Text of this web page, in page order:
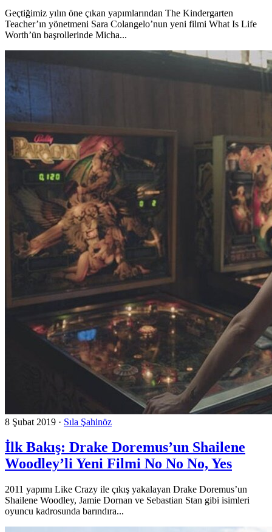
Geçtiğimiz yılın öne çıkan yapımlarından The Kindergarten
Teacher’ın yönetmeni Sara Colangelo’nun yeni filmi What Is Life
Worth’ün başrollerinde Micha...
8 Şubat 2019 · Sıla Şahinöz
İlk Bakış: Drake Doremus’un Shailene
Woodley’li Yeni Filmi No No No, Yes
2011 yapımı Like Crazy ile çıkış yakalayan Drake Doremus’un
Shailene Woodley, Jamie Dornan ve Sebastian Stan gibi isimleri
oyuncu kadrosunda barındıra...